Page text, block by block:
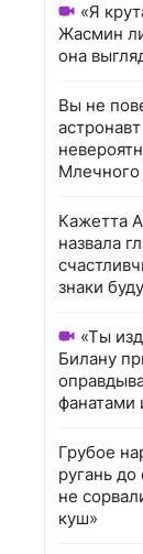
«Я
Жасмин
она
Вы не
Млечного
Кажетта
назвала
знаки
«Ты
Билану
фанатами
Грубое
ругань до
не
куш»